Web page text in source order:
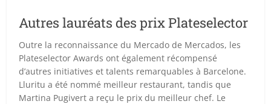
Autres lauréats des prix Plateselector
Outre la reconnaissance du Mercado de Mercados, les
Plateselector Awards ont également récompensé
d’autres initiatives et talents remarquables à Barcelone.
Lluritu a été nommé meilleur restaurant, tandis que
Martina Pugivert a reçu le prix du meilleur chef. Le